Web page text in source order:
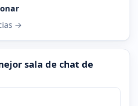
→
sala de chat de